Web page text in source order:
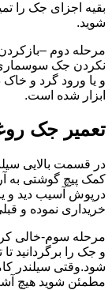
بقیه اجزای جک را
شوید.
مرحله دوم
نکردن جک
و یا ورود گرد و
ابزار شده است.
تعمیر جک
در قسمت بالایی
کمک پیچ گوشتی به
درپوش آسیب دید و
خریداری نموده و
مرحله سوم-خالی
و جک را برگردانید
شود.وقتی سیلندر
مطمئن شوید هیچ